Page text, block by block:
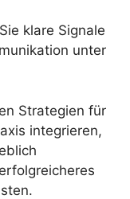
klare Signale
unter
Strategien für
integrieren,